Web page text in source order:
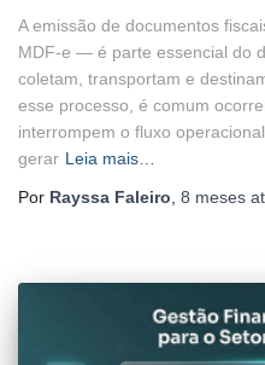
A emissão de documentos
MDF-e — é parte essencial do
coletam, transportam e
esse processo, é comum
interrompem o fluxo
gerar Leia mais…
Por Rayssa Faleiro 8 meses